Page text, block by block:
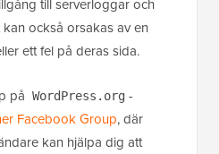
till serverloggar och
också orsakas av en
ett fel på deras sida.
på WordPress.org -
Facebook Group, där
kan hjälpa dig att